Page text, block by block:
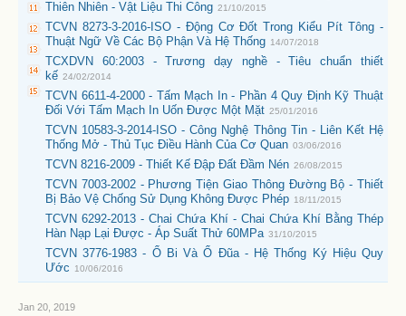
Thiên Nhiên - Vật Liệu Thi Công 21/10/2015
TCVN 8273-3-2016-ISO - Động Cơ Đốt Trong Kiểu Pít Tông -
Thuật Ngữ Về Các Bộ Phận Và Hệ Thống 14/07/2018
TCXDVN 60:2003 - Trương dạy nghề - Tiêu chuẩn thiết
kế 24/02/2014
TCVN 6611-4-2000 - Tấm Mạch In - Phần 4 Quy Định Kỹ Thuật
Đối Với Tấm Mạch In Uốn Được Một Mặt 25/01/2016
TCVN 10583-3-2014-ISO - Công Nghệ Thông Tin - Liên Kết Hệ
Thống Mở - Thủ Tục Điều Hành Của Cơ Quan 03/06/2016
TCVN 8216-2009 - Thiết Kế Đập Đất Đầm Nén 26/08/2015
TCVN 7003-2002 - Phương Tiện Giao Thông Đường Bộ - Thiết
Bị Bảo Vệ Chống Sử Dụng Không Được Phép 18/11/2015
TCVN 6292-2013 - Chai Chứa Khí - Chai Chứa Khí Bằng Thép
Hàn Nạp Lại Được - Áp Suất Thử 60MPa 31/10/2015
TCVN 3776-1983 - Ổ Bi Và Ổ Đũa - Hệ Thống Ký Hiệu Quy
Ước
10/06/2016
Jan 20, 2019